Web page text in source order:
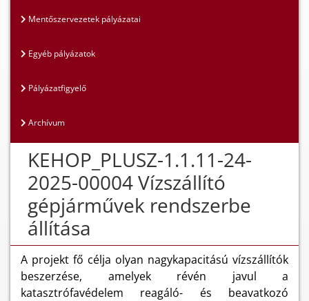
Mentőszervezetek pályázatai
Egyéb pályázatok
Pályázatfigyelő
Archívum
KEHOP_PLUSZ-1.1.11-24-
2025-00004 Vízszállító
gépjárművek rendszerbe
állítása
A projekt fő célja olyan nagykapacitású vízszállítók
beszerzése, amelyek révén javul a
katasztrófavédelem reagáló- és beavatkozó